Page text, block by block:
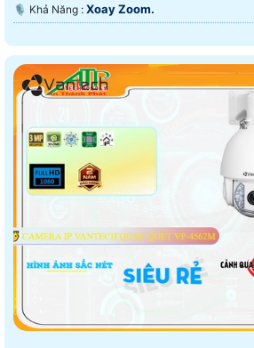
️🎙 Khả Năng : Xoay Zoom.